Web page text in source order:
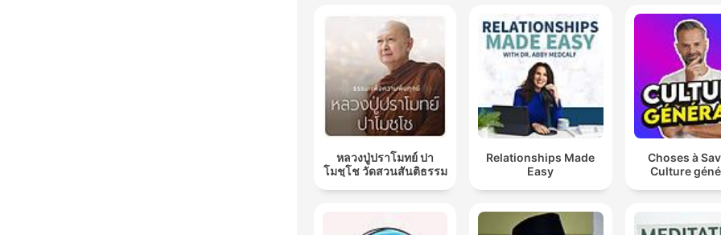
หลวงปู่ปราโมทย์ ปา
โมชฺโช วัดสวนสันติธรรม
Relationships Made
Easy
Choses à
Culture